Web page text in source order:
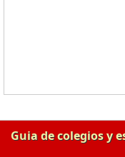
Guia de colegios y